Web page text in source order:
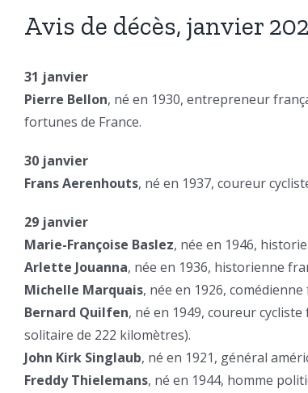
Avis de décès, janvier
31 janvier
Pierre Bellon, né en 1930, entrepreneur
fortunes de France.
30 janvier
Frans Aerenhouts, né en 1937, coureur
29 janvier
Marie-Françoise Baslez, née en 1946,
Arlette Jouanna, née en 1936, historienne
Michelle Marquais, née en 1926, comédienne
Bernard Quilfen, né en 1949, coureur
solitaire de 222 kilomètres).
John Kirk Singlaub, né en 1921, général
Freddy Thielemans, né en 1944, homme